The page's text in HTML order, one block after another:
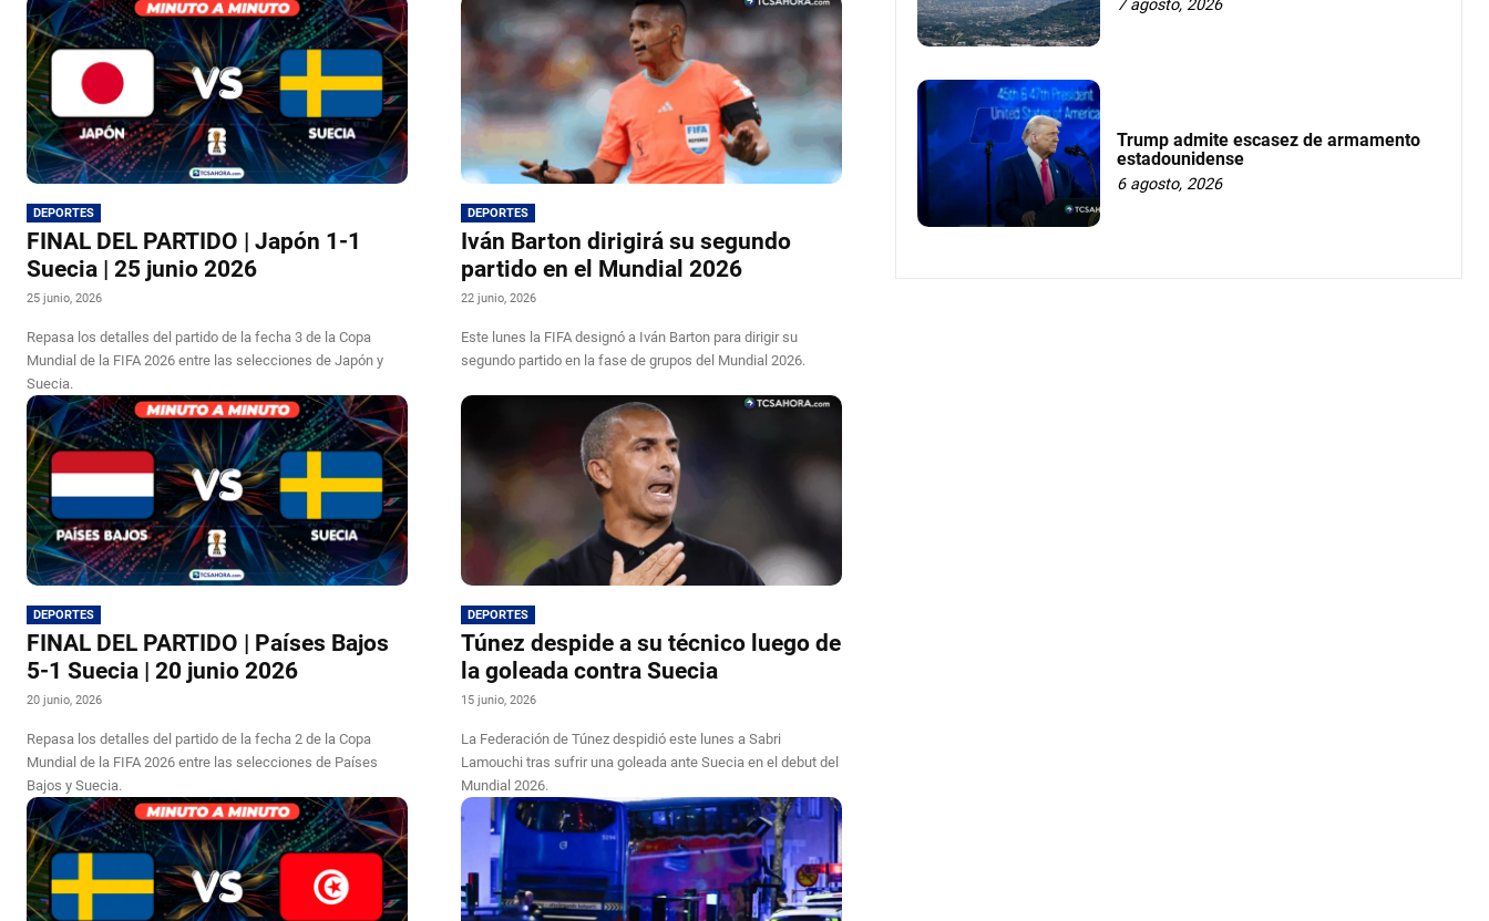
DEPORTES
FINAL DEL PARTIDO | Japón 1-1
Suecia | 25 junio 2026
25 junio, 2026
Repasa los detalles del partido de la fecha 3 de la Copa
Mundial de la FIFA 2026 entre las selecciones de Japón y
Suecia.
DEPORTES
Iván Barton dirigirá su segundo
partido en el Mundial 2026
22 junio, 2026
Este lunes la FIFA designó a Iván Barton para dirigir su
segundo partido en la fase de grupos del Mundial 2026.
DEPORTES
FINAL DEL PARTIDO | Países Bajos
5-1 Suecia | 20 junio 2026
20 junio, 2026
Repasa los detalles del partido de la fecha 2 de la Copa
Mundial de la FIFA 2026 entre las selecciones de Países
Bajos y Suecia.
DEPORTES
Túnez despide a su técnico luego de
la goleada contra Suecia
15 junio, 2026
La Federación de Túnez despidió este lunes a Sabri
Lamouchi tras sufrir una goleada ante Suecia en el debut del
Mundial 2026.
7 agosto, 2026
Trump admite escasez de armamento
estadounidense
6 agosto, 2026